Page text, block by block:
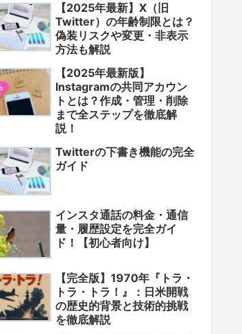
【2025年最新】X（旧
Twitter）の年齢制限とは？
偽装リスクや変更・非表示
方法も解説
【2025年最新版】
Instagramの共同アカウン
トとは？作成・管理・削除
まで全ステップを徹底解
説！
Twitterの下書き機能の完全
ガイド
インスタ通話の料金・通信
量・履歴設定を完全ガイ
ド！【初心者向け】
【完全版】1970年『トラ・
トラ・トラ！』：日米開戦
の歴史的背景と技術的挑戦
を徹底解説